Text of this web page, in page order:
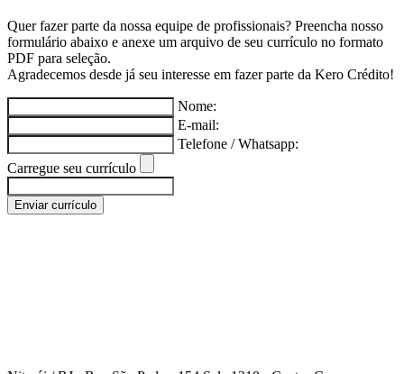
Quer fazer parte da nossa equipe de profissionais? Preencha nosso
formulário abaixo e anexe um arquivo de seu currículo no formato
PDF para seleção.
Agradecemos desde já seu interesse em fazer parte da Kero Crédito!
Nome:
E-mail:
Telefone / Whatsapp:
Carregue seu currículo
Enviar currículo